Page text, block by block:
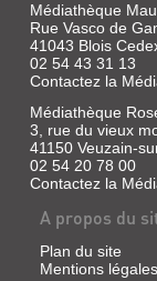
Médiathèque
Rue Vasco de
41043 Blois
02 54 43 31 13
Contactez la
Médiathèque
3, rue du vieux
41150 Veuzain-
02 54 20 78 00
Contactez la
A propos du
Plan du site
Mentions